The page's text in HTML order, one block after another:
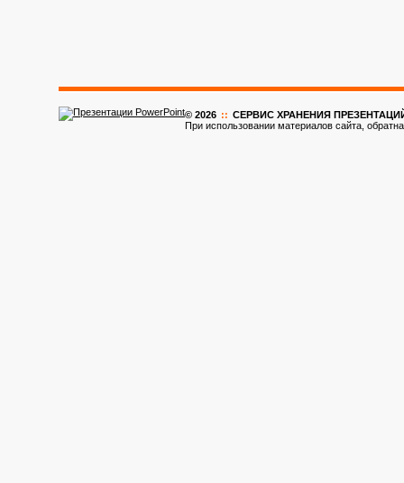
© 2026 :: CЕРВИС ХРАНЕНИЯ ПРЕЗЕНТАЦИЙ
При использовании материалов сайта,